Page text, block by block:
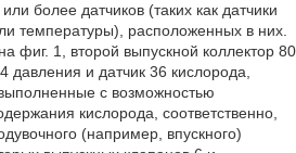
более датчиков (таких как датчики
температуры), расположенных в них.
фиг. 1, второй выпускной коллектор 80
давления и датчик 36 кислорода,
с возможностью
кислорода, соответственно,
(например, впускного)